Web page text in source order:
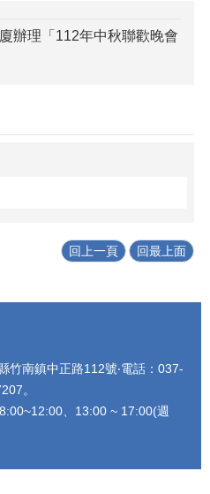
辦理「112年中秋聯歡晚會
回上一頁 回最上面
竹南鎮中正路112號‧電話：037-
。
、13:00 ~ 17:00(週